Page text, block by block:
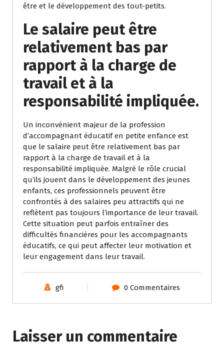
être et le développement des tout-petits.
Le salaire peut être
relativement bas par
rapport à la charge de
travail et à la
responsabilité impliquée.
Un inconvénient majeur de la profession
d’accompagnant éducatif en petite enfance est
que le salaire peut être relativement bas par
rapport à la charge de travail et à la
responsabilité impliquée. Malgré le rôle crucial
qu’ils jouent dans le développement des jeunes
enfants, ces professionnels peuvent être
confrontés à des salaires peu attractifs qui ne
reflètent pas toujours l’importance de leur travail.
Cette situation peut parfois entraîner des
difficultés financières pour les accompagnants
éducatifs, ce qui peut affecter leur motivation et
leur engagement dans leur travail.
gfi 0 Commentaires
Laisser un commentaire